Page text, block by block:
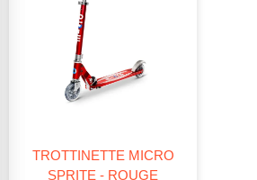
TROTTINETTE MICRO
SPRITE - ROUGE